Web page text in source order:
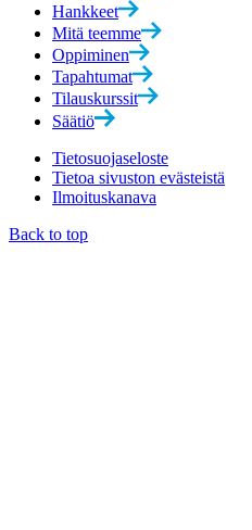
Hankkeet
Mitä teemme
Oppiminen
Tapahtumat
Tilauskurssit
Säätiö
Tietosuojaseloste
Tietoa sivuston evästeistä
Ilmoituskanava
Back to top